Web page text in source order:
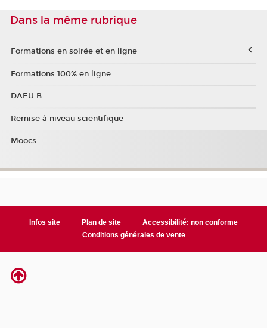
Dans la même rubrique
Formations en soirée et en ligne
Formations 100% en ligne
DAEU B
Remise à niveau scientifique
Moocs
Infos site Plan de site
Accessibilité: non conforme
Conditions générales de vente